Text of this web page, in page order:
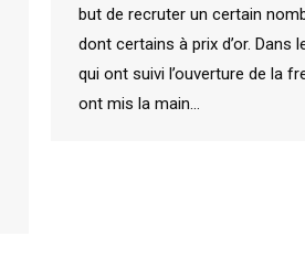
but de recruter un certain
dont certains à prix d’or. Dans
qui ont suivi l’ouverture de la
ont mis la main…